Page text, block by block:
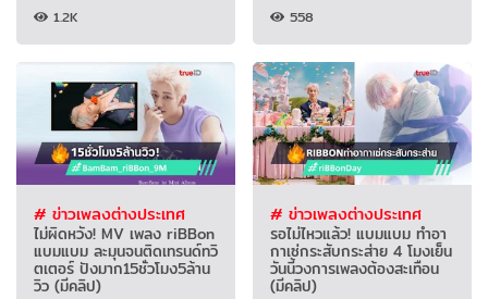
1.2K 558
# ข่าวเพลงต่างประเทศ
ไม่ผิดหวัง! MV เพลง riBBon
แบมแบม ละมุนจนติดเทรนด์ทวิ
ตเตอร์ ปังมาก15ชั่วโมง5ล้าน
วิว (มีคลิป)
# ข่าวเพลงต่างประเทศ
รอไม่ไหวแล้ว! แบมแบม ทำอา
กาเซ่กระสับกระส่าย 4 โมงเย็น
วันนี้วงการเพลงต้องสะเทือน
(มีคลิป)